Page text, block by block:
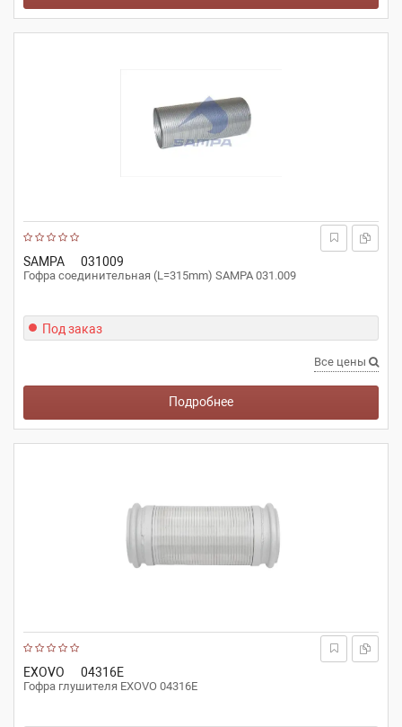
SAMPA 031009
Гофра соединительная (L=315mm) SAMPA 031.009
Под заказ
Все цены
Подробнее
EXOVO 04316E
Гофра глушителя EXOVO 04316E